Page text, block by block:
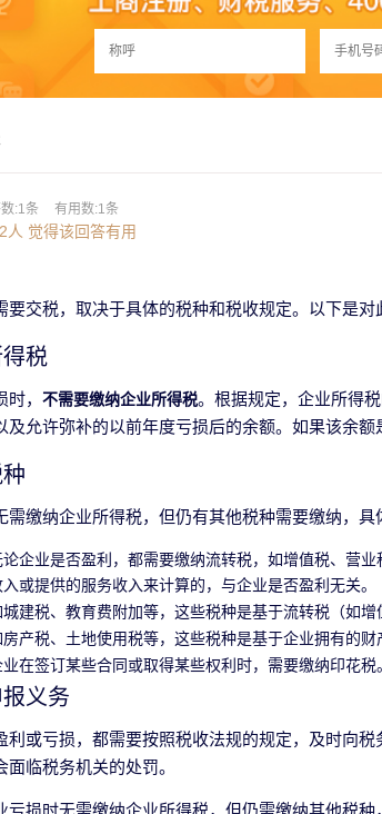
:1条 有用数:1条
人 觉得该回答有用
要交税，取决于具体的税种和税收规定。以下是对
税
， 不需要缴纳企业所得税。根据规定，企业所得
及允许弥补的以前年度亏损后的余额。如果该余
需缴纳企业所得税，但仍有其他税种需要缴纳，具
论企业是否盈利，都需要缴纳流转税，如增值税、营
或提供的服务收入来计算的，与企业是否盈利无关。
城建税、教育费附加等，这些税种是基于流转税（如
房产税、土地使用税等，这些税种是基于企业拥有的财
业在签订某些合同或取得某些权利时，需要缴纳印花
义务
利或亏损，都需要按照税收法规的规定，及时向
临税务机关的处罚。